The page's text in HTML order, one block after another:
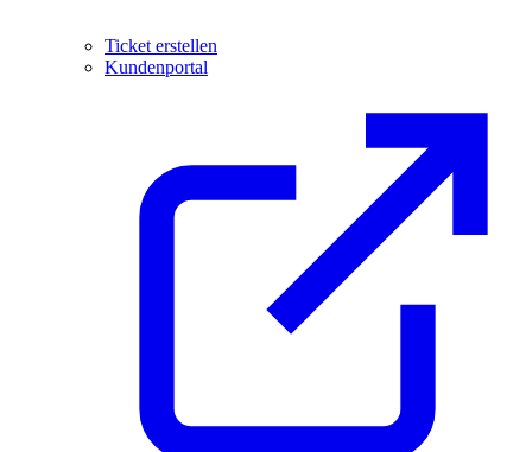
Ticket erstellen
Kundenportal